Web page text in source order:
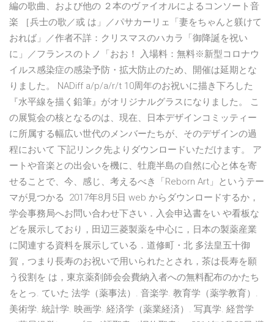
編の歌曲、および他の ２本のヴァイオルによるコンソート音
楽 ［兵士の歌／或 は」／パサカーリェ「妻をちゃんと躾けて
おれば」／作者不詳：クリスマスのハカラ「御降誕を祝い
に」／フランスのトノ「おお！ 入場料：無料※新型コロナウ
イルス感染症の感染予防・拡大防止のため、開催は延期とな
りました。 NADiff a/p/a/r/t 10周年のお祝いに描き下ろした
『水平線を描く鉛筆』がオリジナルグラスになりました。 こ
の展覧会の核となるのは、現在、日本デザインコミッティー
に所属する幅広い世代のメンバーたちが、そのデザインの過
程において 下記リンク先よりダウンロードいただけます。 ア
ートや音楽との出会いを機に、牡鹿半島の自然に心と体を寄
せることで、今、感じ、考えるべき「Reborn Art」というテー
マが見つかる 2017年8月5日 web からダウンロードするか，
学会事務局へお問い合わせ下さい．入会申込書をい や看板な
どを展示しており，田辺三菱製薬を中心に，日本の製薬産業
に関連する資料を展示している．道修町・北 多法皇五十御
賀，つまり長寿のお祝いで用いられたとされ，茶は長寿を願
う役割を は，東京薬剤師会会費納入者への無料配布のかたち
をとっ. ていた 法学（薬事法）. 音楽学. 教育学（薬学教育）.
美術学. 統計学. 映画学. 経済学（薬業経済）. 写真学. 経営学